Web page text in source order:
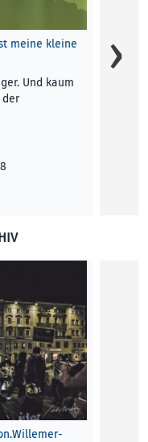
meine kleine
Und kaum
der